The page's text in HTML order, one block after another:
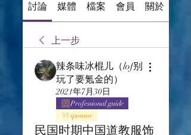
討論 媒體 檔案 會員 關於
上一步
辣条味冰棍儿（lof别
玩了要氪金的）
2021年7月30日
Professional guide
sponsor
民国时期中国道教服饰